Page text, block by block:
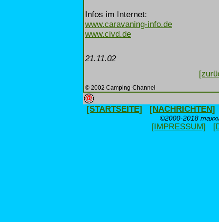
Infos im Internet:
www.caravaning-info.de
www.civd.de
21.11.02
© 2002 Camping-Channel
[STARTSEITE] [NACHRICHTEN]
©2000-2018
[IMPRESSUM]